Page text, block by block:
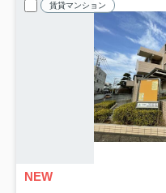
賃貸マンション
NEW